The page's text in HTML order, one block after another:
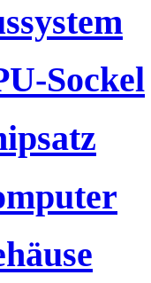
Sockel